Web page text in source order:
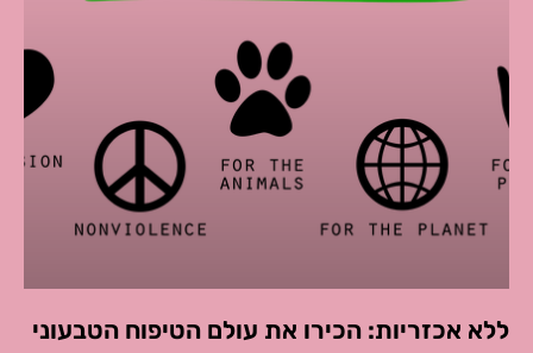
ללא אכזריות: הכירו את עולם הטיפוח הטבעוני